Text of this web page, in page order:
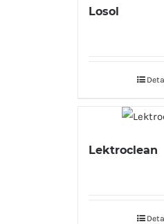
Losol
Lektroclean